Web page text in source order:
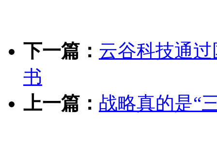
下一篇： 云谷科技通
书
上一篇： 战略真的是“